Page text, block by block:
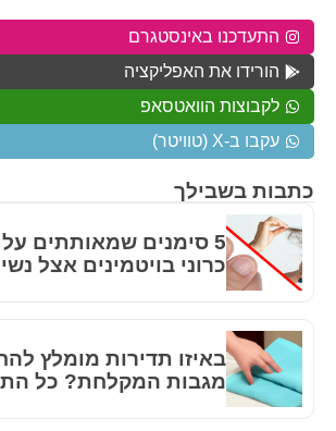
כתבות בשבילך
5 סימנים שמאותתים
כרוני בויטמינים אצל
באיזו תדירות מומלץ
מגבות המקלחת? כל
התעדכנו באינסטגרם
הורידו את האפליקציה
לקבוצות הוואטסאפ
עקבו ב-X (טוויטר)